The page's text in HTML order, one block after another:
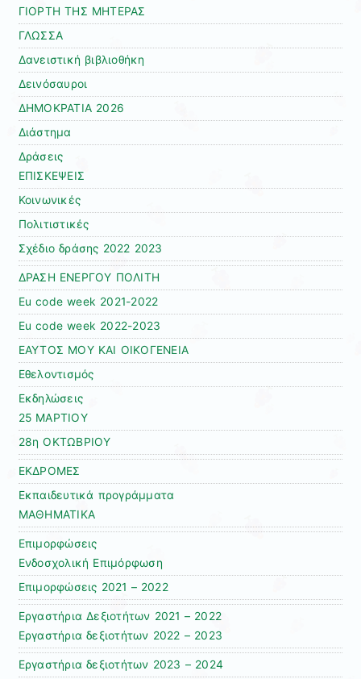
ΓΙΟΡΤΗ ΤΗΣ ΜΗΤΕΡΑΣ
ΓΛΩΣΣΑ
Δανειστική βιβλιοθήκη
Δεινόσαυροι
ΔΗΜΟΚΡΑΤΙΑ 2026
Διάστημα
Δράσεις
ΕΠΙΣΚΕΨΕΙΣ
Κοινωνικές
Πολιτιστικές
Σχέδιο δράσης 2022 2023
ΔΡΑΣΗ ΕΝΕΡΓΟΥ ΠΟΛΙΤΗ
Εu code week 2021-2022
Εu code week 2022-2023
ΕΑΥΤΟΣ ΜΟΥ ΚΑΙ ΟΙΚΟΓΕΝΕΙΑ
Εθελοντισμός
Εκδηλώσεις
25 ΜΑΡΤΙΟΥ
28η ΟΚΤΩΒΡΙΟΥ
ΕΚΔΡΟΜΕΣ
Εκπαιδευτικά προγράμματα
ΜΑΘΗΜΑΤΙΚΑ
Επιμορφώσεις
Ενδοσχολική Επιμόρφωση
Επιμορφώσεις 2021 – 2022
Εργαστήρια Δεξιοτήτων 2021 – 2022
Εργαστήρια δεξιοτήτων 2022 – 2023
Εργαστήρια δεξιοτήτων 2023 – 2024